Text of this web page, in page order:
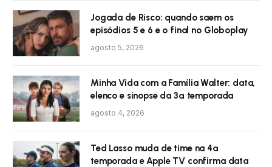
Jogada de Risco: quando saem os
episódios 5 e 6 e o final no Globoplay
agosto 5, 2026
Minha Vida com a Família Walter: data,
elenco e sinopse da 3ª temporada
agosto 4, 2026
Ted Lasso muda de time na 4ª
temporada e Apple TV confirma data